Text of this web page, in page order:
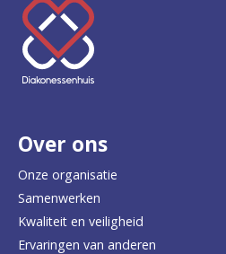
K
e
e
t
e
r
u
Over ons
Onze organisatie
Samenwerken
Kwaliteit en veiligheid
Ervaringen van anderen